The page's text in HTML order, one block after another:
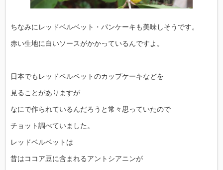
ちなみにレッドベルベット・パンケーキも美味しそうです。
赤い生地に白いソースがかかっているんですよ。
日本でもレッドベルベットのカップケーキなどを
見ることがありますが
なにで作られているんだろうと常々思っていたので
チョット調べていました。
レッドベルベットは
昔はココア豆に含まれるアントシアニンが